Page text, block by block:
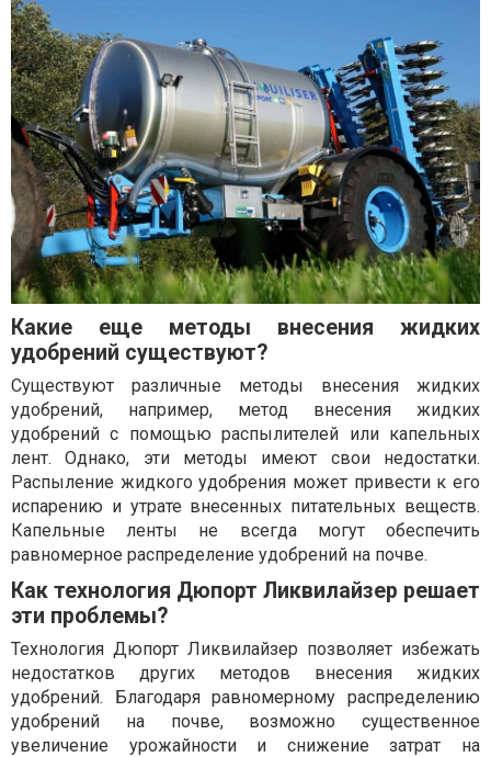
Какие еще методы внесения жидких
удобрений существуют?
Существуют различные методы внесения жидких
удобрений, например, метод внесения жидких
удобрений с помощью распылителей или капельных
лент. Однако, эти методы имеют свои недостатки.
Распыление жидкого удобрения может привести к его
испарению и утрате внесенных питательных веществ.
Капельные ленты не всегда могут обеспечить
равномерное распределение удобрений на почве.
Как технология Дюпорт Ликвилайзер решает
эти проблемы?
Технология Дюпорт Ликвилайзер позволяет избежать
недостатков других методов внесения жидких
удобрений. Благодаря равномерному распределению
удобрений на почве, возможно существенное
увеличение урожайности и снижение затрат на